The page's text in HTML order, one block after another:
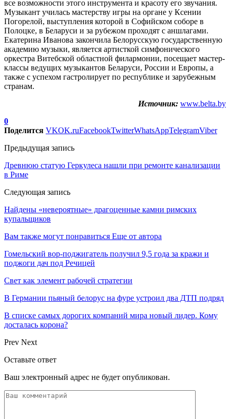
все возможности этого инструмента и красоту его звучания.
Музыкант училась мастерству игры на органе у Ксении
Погорелой, выступления которой в Софийском соборе в
Полоцке, в Беларуси и за рубежом проходят с аншлагами.
Екатерина Иванова закончила Белорусскую государственную
академию музыки, является артисткой симфонического
оркестра Витебской областной филармонии, посещает мастер-
классы ведущих музыкантов Беларуси, России и Европы, а
также с успехом гастролирует по республике и зарубежным
странам.
Источник: www.belta.by
0
Поделится VKOK.ruFacebookTwitterWhatsAppTelegramViber
Предыдущая запись
Древнюю статую Геркулеса нашли при ремонте канализации
в Риме
Следующая запись
Найдены «невероятные» драгоценные камни римских
купальщиков
Вам также могут понравиться Еще от автора
Гомельский вор-поджигатель получил 9,5 года за кражи и
поджоги дач под Речицей
Свет как элемент рабочей стратегии
В Германии пьяный белорус на фуре устроил два ДТП подряд
В списке самых дорогих компаний мира новый лидер. Кому
досталась корона?
Prev Next
Оставьте ответ
Ваш электронный адрес не будет опубликован.